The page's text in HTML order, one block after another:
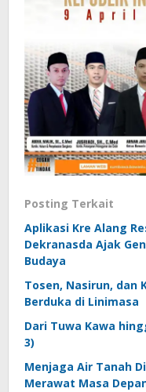
Posting Terkait
Aplikasi Kre Alang
Dekranasda Ajak
Budaya
Tosen, Nasirun, dan
Berduka di Linimasa
Dari Tuwa Kawa
3)
Menjaga Air Tanah
Merawat Masa